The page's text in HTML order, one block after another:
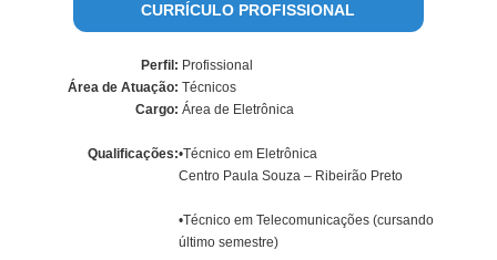
CURRÍCULO PROFISSIONAL
Perfil: Profissional
Área de Atuação: Técnicos
Cargo: Área de Eletrônica
Qualificações:•Técnico em Eletrônica
Centro Paula Souza – Ribeirão Preto
•Técnico em Telecomunicações (cursando
último semestre)